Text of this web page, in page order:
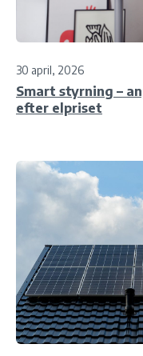
30 april, 2026
Smart styrning –
efter elpriset